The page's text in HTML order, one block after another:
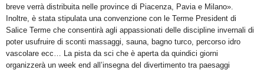
breve verrà distribuita nelle province di Piacenza, Pavia e Milano».
Inoltre, è stata stipulata una convenzione con le Terme President di
Salice Terme che consentirà agli appassionati delle discipline invernali di
poter usufruire di sconti massaggi, sauna, bagno turco, percorso idro
vascolare ecc… La pista da sci che è aperta da quindici giorni
organizzerà un week end all’insegna del divertimento tra paesaggi